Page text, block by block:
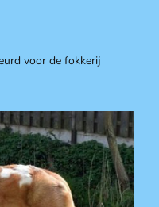
voor de fokkerij